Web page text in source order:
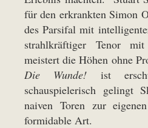
für den erkrankten Simon
des Parsifal mit
strahlkräftiger Tenor
meistert die Höhen ohne
Die Wunde! ist
schauspielerisch gelingt
naiven Toren zur
formidable Art.